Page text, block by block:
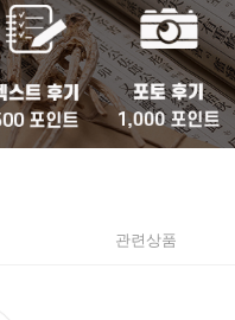
관련상품